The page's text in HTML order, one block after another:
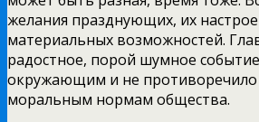
желания празднующих, их
материальных возможностей.
радостное, порой шумное
окружающим и не противоречило
моральным нормам общества.